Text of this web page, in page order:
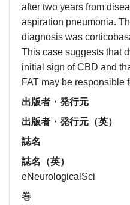
after two years from
aspiration pneumonia.
diagnosis was
This case suggests that
initial sign of CBD and
FAT may be responsible
出版者・発行元
出版者・発行元（英）
誌名
誌名（英）
eNeurologicalSci
巻